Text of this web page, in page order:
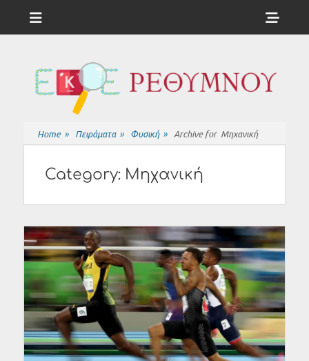
ΡΕΘΥΜΝΟΥ
Home » Πειράματα » Φυσική » Archive for Μηχανική
Category: Μηχανική